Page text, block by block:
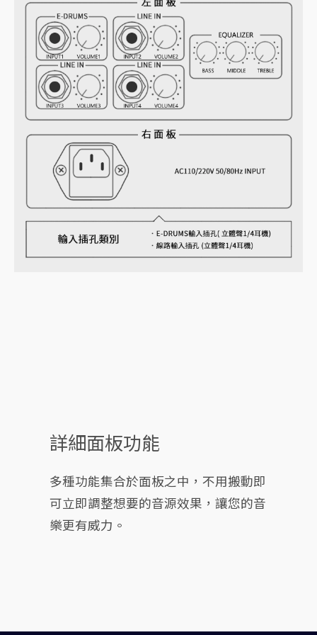
詳細面板功能
多種功能集合於面板之中，不用搬動即
可立即調整想要的音源效果，讓您的音
樂更有威力。